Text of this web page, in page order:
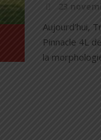
23
Aujourd’hui,
Pinnacle 4L
la